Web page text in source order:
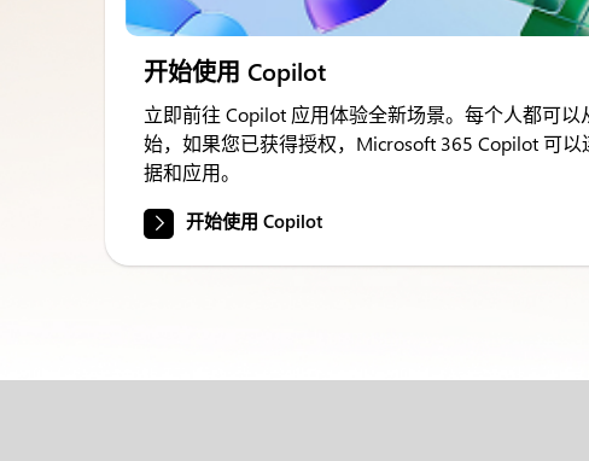
开始使用 Copilot
立即前往 Copilot 应用体验全新场景。每个人都可以
始，如果您已获得授权，Microsoft 365 Copilot 可
据和应用。
开始使用 Copilot